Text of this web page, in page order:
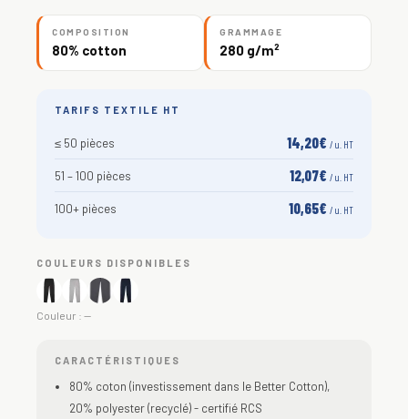
COMPOSITION
80% cotton
GRAMMAGE
280 g/m²
TARIFS TEXTILE HT
≤ 50 pièces 14,20€ / u. HT
51 – 100 pièces 12,07€ / u. HT
100+ pièces 10,65€ / u. HT
COULEURS DISPONIBLES
Couleur : —
CARACTÉRISTIQUES
80% coton (investissement dans le Better Cotton),
20% polyester (recyclé) - certifié RCS